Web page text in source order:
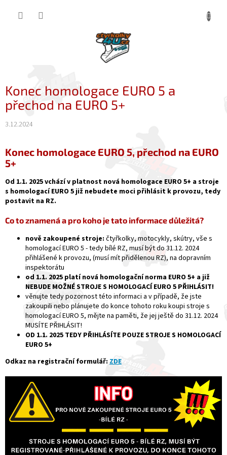
Konec homologace EURO 5 a
přechod na EURO 5+
3.12.2024
Konec homologace EURO 5, přechod na EURO
5+
Od 1.1. 2025 vchází v platnost nová homologace EURO 5+ a stroje
s homologací EURO 5 již nebudete moci přihlásit k provozu, tedy
postavit na RZ.
Co to znamená a pro koho je tato informace důležitá?
nově zakoupené stroje: čtyřkolky, motocykly, skútry, vše s
homologací EURO 5 - tedy bílé RZ, musí být do 31.12. 2024
přihlášené k provozu, (musí mít přidělenou RZ), na dopravním
inspektorátu
od 1.1. 2025 platí nová homologační norma EURO 5+ a již
NEBUDE MOŽNÉ STROJE S HOMOLOGACÍ EURO 5 PŘIHLÁSIT!
věnujte tedy pozornost této informaci a v případě, že jste
zakoupili nebo plánujete do konce tohoto roku koupi stroje s
homologací EURO 5, mějte na paměti, že jej ještě do 31.12. 2024
MUSÍTE PŘIHLÁSIT!
OD 1.1. 2025 TEDY PŘIHLÁSÍTE POUZE STROJE S HOMOLOGACÍ
EURO 5+
Odkaz na registrační formulář: ZDE